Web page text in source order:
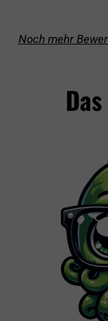
Noch mehr